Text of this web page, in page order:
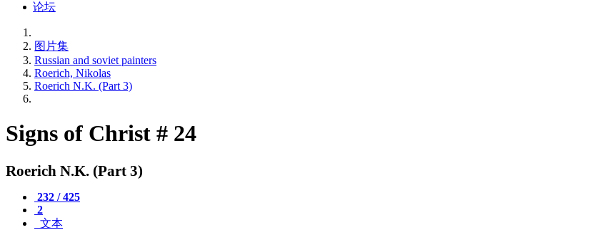
论坛
图片集
Russian and soviet painters
Roerich, Nikolas
Roerich N.K. (Part 3)
Signs of Christ # 24
Roerich N.K. (Part 3)
232 / 425
2
文本